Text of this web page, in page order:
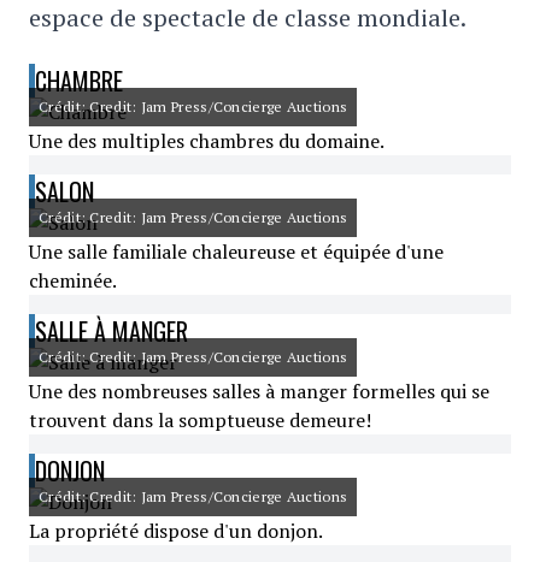
espace de spectacle de classe mondiale.
CHAMBRE
Crédit: Credit: Jam Press/Concierge Auctions
Une des multiples chambres du domaine.
SALON
Crédit: Credit: Jam Press/Concierge Auctions
Une salle familiale chaleureuse et équipée d'une
cheminée.
SALLE À MANGER
Crédit: Credit: Jam Press/Concierge Auctions
Une des nombreuses salles à manger formelles qui se
trouvent dans la somptueuse demeure!
DONJON
Crédit: Credit: Jam Press/Concierge Auctions
La propriété dispose d'un donjon.